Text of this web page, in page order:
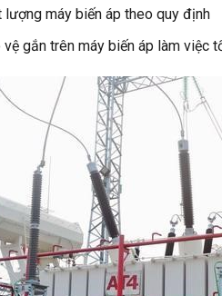
lượng máy biến áp theo quy định
gắn trên máy biến áp làm việc